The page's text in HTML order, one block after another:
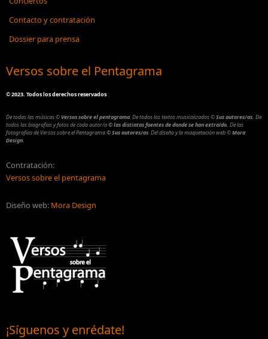
Contacto y contratación
Dossier para prensa
Versos sobre el Pentagrama
©2023. Todos los derechos reservados
De todas las músicas© Versos sobre el pentagrama. De todos los textos musicalizados©Sus autores/as. De
todos las biografías y fotos de cada autor/a© las distintas fuentes de donde se han extraído. De las
fotografías de Versos sobre el Pentagrama© Sus autores/as. Del diseño y la maquetación web©Mora
Design.
Contratación:
Versos sobre el pentagrama
Diseño web: Mora Design
¡Síguenos y enrédate!